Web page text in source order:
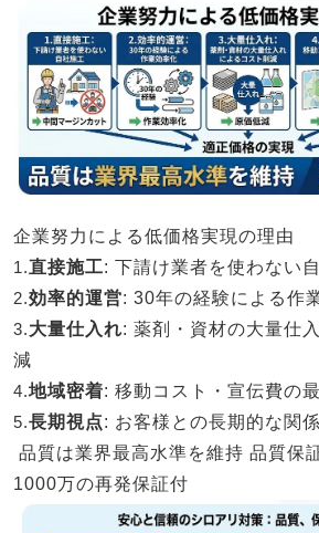
企業努力による低価格実現の理由
1.直接施工: 下請け業者を使わない
2.効率的運営: 30年の経験による作
3.大量仕入れ: 薬剤・資材の大量仕
減
4.地域密着: 移動コスト・宣伝費の
5.長期視点: お客様との長期的な関
品質は業界最高水準を維持 品質保
1000万の再発保証付